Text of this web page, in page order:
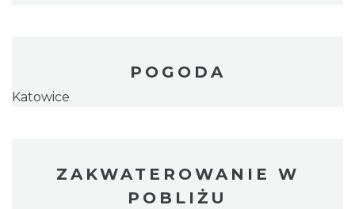
POGODA
Katowice
ZAKWATEROWANIE W
POBLIŻU